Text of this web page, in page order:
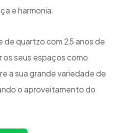
e harmonia.
de quartzo com 25 anos de
seus espaços como
a sua grande variedade de
o aproveitamento do